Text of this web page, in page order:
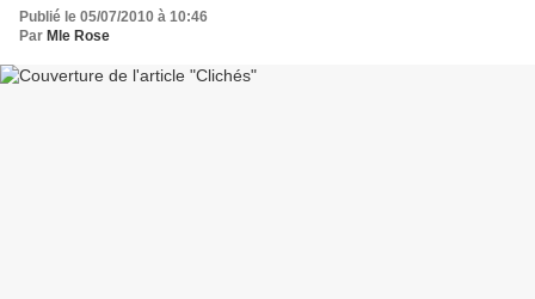
Publié le 05/07/2010 à 10:46
Par Mle Rose